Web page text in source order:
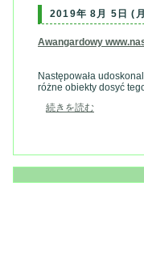
2019年 8月 5日 (
Awangardowy
Następowała
różne obiekty dosyć
続きを読む